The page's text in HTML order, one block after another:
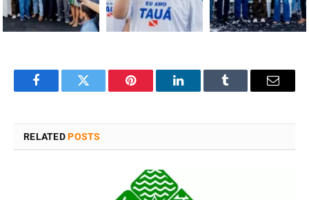
FacebookTwitter Pinterest LinkedInTumblr Email
RELATEDPOSTS